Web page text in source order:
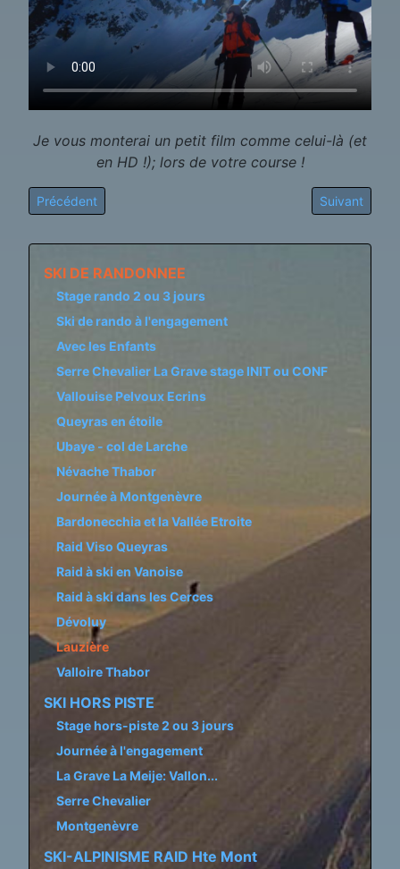
Je vous monterai un petit film comme celui-là (et
en HD !); lors de votre course !
Article précédent : Valloire Thabor
Précédent Article
Suivant
SKI DE RANDONNEE
Stage rando 2 ou 3 jours
Ski de rando à l'engagement
Avec les Enfants
Serre Chevalier La Grave stage INIT ou CONF
Vallouise Pelvoux Ecrins
Queyras en étoile
Ubaye - col de Larche
Névache Thabor
Journée à Montgenèvre
Bardonecchia et la Vallée Etroite
Raid Viso Queyras
Raid à ski en Vanoise
Raid à ski dans les Cerces
Dévoluy
Lauzière
Valloire Thabor
SKI HORS PISTE
Stage hors-piste 2 ou 3 jours
Journée à l'engagement
La Grave La Meije: Vallon...
Serre Chevalier
Montgenèvre
SKI-ALPINISME RAID Hte Mont